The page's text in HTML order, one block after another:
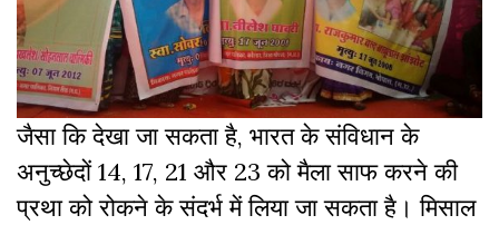
जैसा कि देखा जा सकता है, भारत के संविधान के
अनुच्छेदों 14, 17, 21 और 23 को मैला साफ करने की
प्रथा को रोकने के संदर्भ में लिया जा सकता है। मिसाल